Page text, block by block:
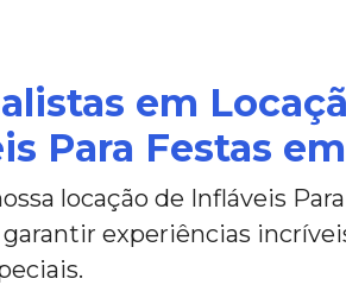
em
Para Festas
locação de Infláveis
garantir experiências